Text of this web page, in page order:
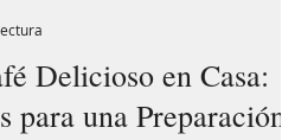
Delicioso en Casa:
para una Preparación